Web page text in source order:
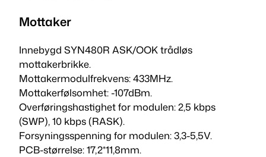
N
1
5
o
g
S
Y
N
4
Mottaker
Innebygd SYN480R ASK/OOK trådløs
mottakerbrikke.
Mottakermodulfrekvens: 433MHz.
Mottakerfølsomhet: -107dBm.
Overføringshastighet for modulen: 2,5 kbps
(SWP), 10 kbps (RASK).
Forsyningsspenning for modulen: 3,3-5,5V.
PCB-størrelse: 17,2*11,8mm.